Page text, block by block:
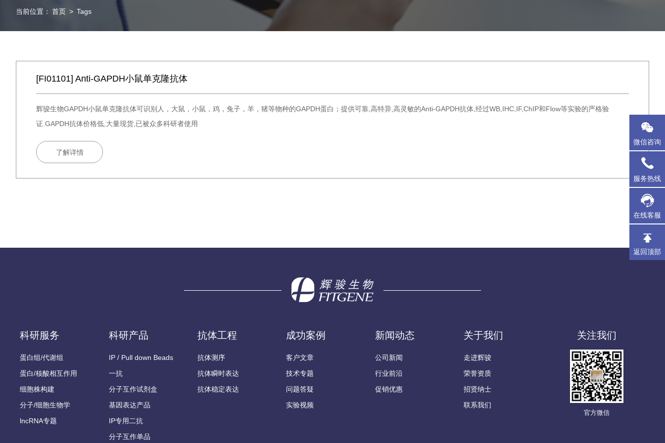
当前位置： 首页 > Tags
[FI01101] Anti-GAPDH小鼠单克隆抗体
辉骏生物GAPDH小鼠单克隆抗体可识别人，大鼠，小鼠，鸡，兔子，羊，猪等物种的GAPDH蛋白；提供可靠,高特异,高灵敏的Anti-GAPDH抗体,经过WB,IHC,IF,ChIP和Flow等实验的严格验
证.GAPDH抗体价格低,大量现货,已被众多科研者使用
了解详情
科研服务
蛋白组/代谢组
蛋白/核酸相互作用
细胞株构建
分子/细胞生物学
lncRNA专题
科研产品
IP / Pull down Beads
一抗
分子互作试剂盒
基因表达产品
IP专用二抗
分子互作单品
抗体工程
抗体测序
抗体瞬时表达
抗体稳定表达
成功案例
客户文章
技术专题
问题答疑
实验视频
新闻动态
公司新闻
行业前沿
促销优惠
关于我们
走进辉骏
荣誉资质
招贤纳士
联系我们
关注我们
官方微信
微信咨询
服务热线
在线客服
返回顶部